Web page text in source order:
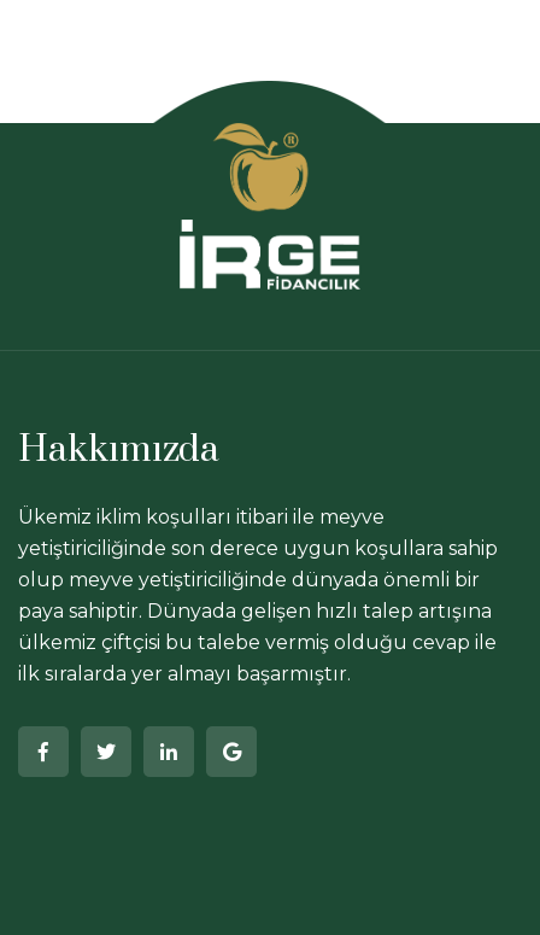
Hakkımızda
Ükemiz iklim koşulları itibari ile meyve
yetiştiriciliğinde son derece uygun koşullara sahip
olup meyve yetiştiriciliğinde dünyada önemli bir
paya sahiptir. Dünyada gelişen hızlı talep artışına
ülkemiz çiftçisi bu talebe vermiş olduğu cevap ile
ilk sıralarda yer almayı başarmıştır.